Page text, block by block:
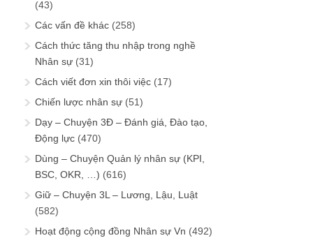
(43)
Các vấn đề khác (258)
Cách thức tăng thu nhập trong nghề
Nhân sự (31)
Cách viết đơn xin thôi việc (17)
Chiến lược nhân sự (51)
Dạy – Chuyện 3Đ – Đánh giá, Đào tạo,
Động lực (470)
Dùng – Chuyện Quản lý nhân sự (KPI,
BSC, OKR, …) (616)
Giữ – Chuyện 3L – Lương, Lậu, Luật
(582)
Hoạt động cộng đồng Nhân sự Vn (492)